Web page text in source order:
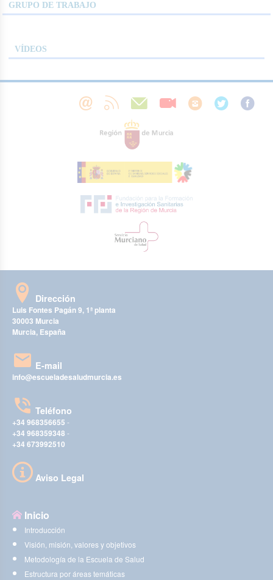
GRUPO DE TRABAJO
VÍDEOS
Dirección
Luis Fontes Pagán 9, 1ª planta
30003 Murcia
Murcia, España
E-mail
info@escueladesaludmurcia.es
Teléfono
+34 968356655 -
+34 968359348 -
+34 673992510
Aviso Legal
Inicio
Introducción
Visión, misión, valores y objetivos
Metodología de la Escuela de Salud
Estructura por áreas temáticas